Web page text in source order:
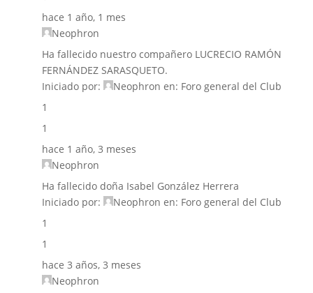
hace 1 año, 1 mes
Neophron
Ha fallecido nuestro compañero LUCRECIO RAMÓN
FERNÁNDEZ SARASQUETO.
Iniciado por:
Neophron en: Foro general del Club
1
1
hace 1 año, 3 meses
Neophron
Ha fallecido doña Isabel González Herrera
Iniciado por:
Neophron en: Foro general del Club
1
1
hace 3 años, 3 meses
Neophron